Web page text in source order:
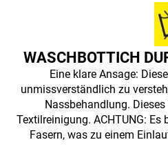
WASCHBOTTICH
Eine klare Ansage:
unmissverständlich zu
Nassbehandlung.
Textilreinigung. ACHTUNG:
Fasern, was zu einem